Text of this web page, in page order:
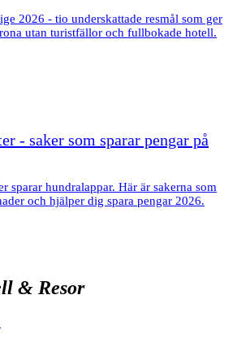
2026 - tio underskattade resmål som ger
utan turistfällor och fullbokade hotell.
- saker som sparar pengar på
sparar hundralappar. Här är sakerna som
och hjälper dig spara pengar 2026.
& Resor